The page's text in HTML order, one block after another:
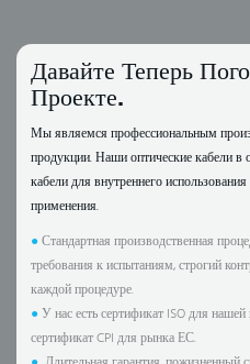
Давайте Теперь
Проекте.
Мы являемся профессиональным
продукции. Наши оптические кабели в
кабели для внутреннего
применения.
●Стандартная производственная
требования к испытаниям, строгий
каждой процедуре.
●У нас есть сертификат ISO для
сертификат CPI для рынка ЕС.